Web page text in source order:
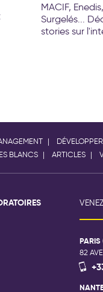
MACIF,
Surgelés...
stories sur
BLANCS ARTICLES
VENEZ
82